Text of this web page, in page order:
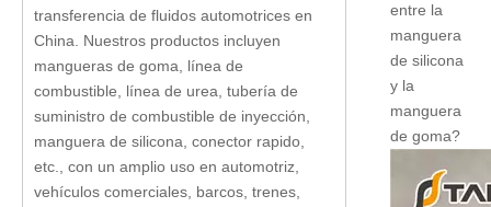
transferencia de fluidos automotrices en
China. Nuestros productos incluyen
mangueras de goma, línea de
combustible, línea de urea, tubería de
suministro de combustible de inyección,
manguera de silicona, conector rapido,
etc., con un amplio uso en automotriz,
vehículos comerciales, barcos, trenes,
entre la
manguera
de silicona
y la
manguera
de goma?